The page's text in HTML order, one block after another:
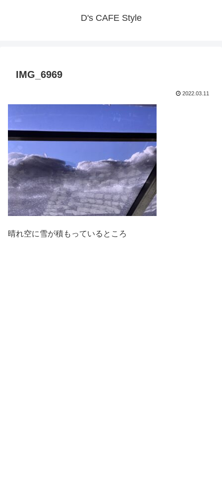
D's CAFE Style
IMG_6969
2022.03.11
晴れ空に雪が積もっているところ